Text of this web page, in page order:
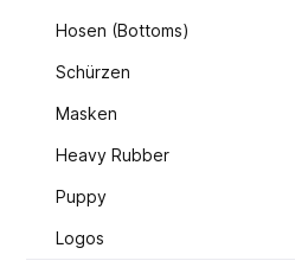
Hosen (Bottoms)
Schürzen
Masken
Heavy Rubber
Puppy
Logos